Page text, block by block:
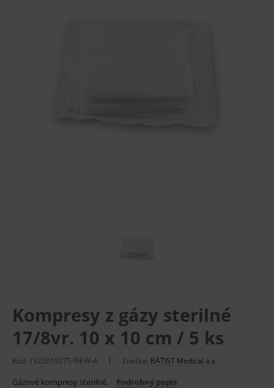
Kompresy z gázy sterilné
17/8vr. 10 x 10 cm / 5 ks
Kód: 1325019275-NEW-A Značka: BATIST Medical a.s.
Gázové kompresy sterilné. Podrobný popis